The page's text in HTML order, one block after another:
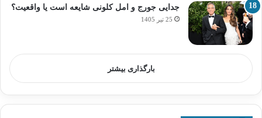
جدایی جورج و امل کلونی شایعه است یا واقعیت؟
25 تیر 1405
بارگذاری بیشتر